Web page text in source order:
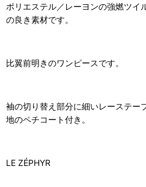
ポリエステル／レーヨンの強燃ツイ
の良き素材です。
比翼前明きのワンピースです。
袖の切り替え部分に細いレーステー
地のペチコート付き。
LE ZÉPHYR